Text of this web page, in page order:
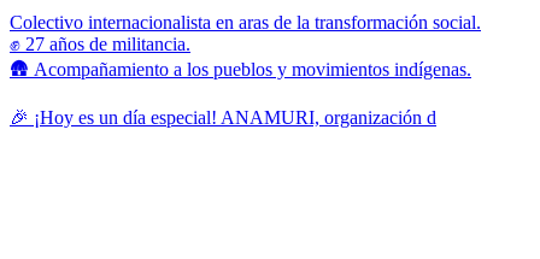
Colectivo internacionalista en aras de la transformación social.
✊ 27 años de militancia.
🛖 Acompañamiento a los pueblos y movimientos indígenas.
🎉 ¡Hoy es un día especial! ANAMURI, organización d